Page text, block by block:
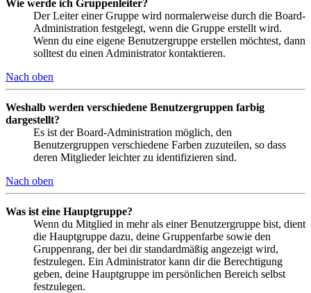
Wie werde ich Gruppenleiter?
Der Leiter einer Gruppe wird normalerweise durch die Board-
Administration festgelegt, wenn die Gruppe erstellt wird.
Wenn du eine eigene Benutzergruppe erstellen möchtest, dann
solltest du einen Administrator kontaktieren.
Nach oben
Weshalb werden verschiedene Benutzergruppen farbig
dargestellt?
Es ist der Board-Administration möglich, den
Benutzergruppen verschiedene Farben zuzuteilen, so dass
deren Mitglieder leichter zu identifizieren sind.
Nach oben
Was ist eine Hauptgruppe?
Wenn du Mitglied in mehr als einer Benutzergruppe bist, dient
die Hauptgruppe dazu, deine Gruppenfarbe sowie den
Gruppenrang, der bei dir standardmäßig angezeigt wird,
festzulegen. Ein Administrator kann dir die Berechtigung
geben, deine Hauptgruppe im persönlichen Bereich selbst
festzulegen.